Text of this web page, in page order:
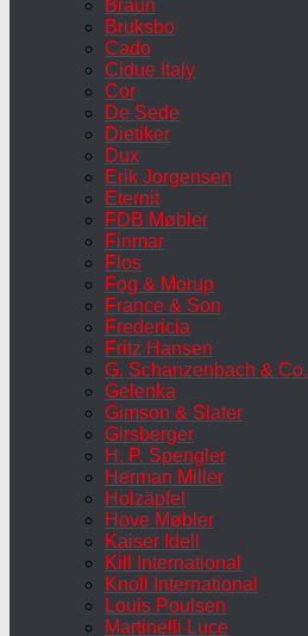
Braun
Bruksbo
Cado
Cidue Italy
Cor
De Sede
Dietiker
Dux
Erik Jorgensen
Eternit
FDB Møbler
Finmar
Flos
Fog & Morup
France & Son
Fredericia
Fritz Hansen
G. Schanzenbach & Co.
Gelenka
Gimson & Slater
Girsberger
H. P. Spengler
Herman Miller
Holzäpfel
Hove Møbler
Kaiser Idell
Kill International
Knoll International
Louis Poulsen
Martinelli Luce